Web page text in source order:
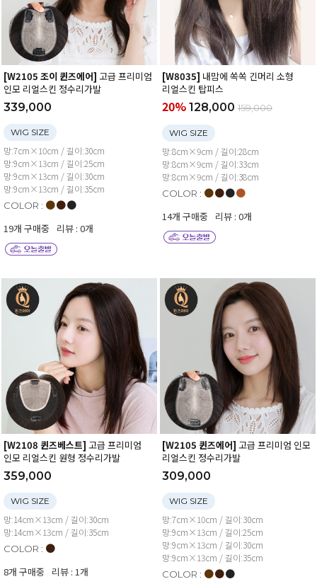
[W2105 조이 퀸즈에어] 고급 프리미엄
인모 리얼스킨 정수리가발
339,000
WIG SIZE
망:7cm×10cm / 길이:30cm
망:9cm×13cm / 길이:25cm
망:9cm×13cm / 길이:30cm
망:9cm×13cm / 길이:35cm
COLOR : ● ● ●
19개 구매중 리뷰 : 0개
[W8035] 내맘에 쏙쏙 긴머리 소형
리얼스킨 탑피스
20% 128,000 159,000
WIG SIZE
망:8cm×9cm / 길이:28cm
망:8cm×9cm / 길이:33cm
망:8cm×9cm / 길이:38cm
COLOR : ● ● ● ●
14개 구매중 리뷰 : 0개
[W2108 퀸즈베스트] 고급 프리미엄
인모 리얼스킨 원형 정수리가발
359,000
WIG SIZE
망:14cm×13cm / 길이:30cm
망:14cm×13cm / 길이:35cm
COLOR : ●
8개 구매중 리뷰 : 1개
[W2105 퀸즈에어] 고급 프리미엄 인모
리얼스킨 정수리가발
309,000
WIG SIZE
망:7cm×10cm / 길이:30cm
망:9cm×13cm / 길이:25cm
망:9cm×13cm / 길이:30cm
망:9cm×13cm / 길이:35cm
COLOR : ● ● ●